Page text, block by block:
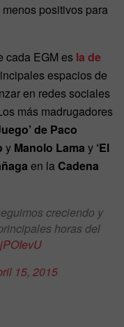
positivos para
cada EGM es la de
espacios de
en redes sociales
más madrugadores
de Paco
y Manolo Lama y ‘El
en la Cadena
creciendo y
horas del
15, 2015